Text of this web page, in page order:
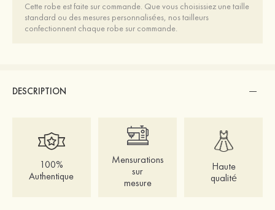
Cette robe est faite sur commande. Que vous choisissiez une taille
standard ou des mesures personnalisées, nos tailleurs
confectionnent chaque robe sur commande.
DESCRIPTION
100%
Authentique
Mensurations
sur
mesure
Haute
qualité